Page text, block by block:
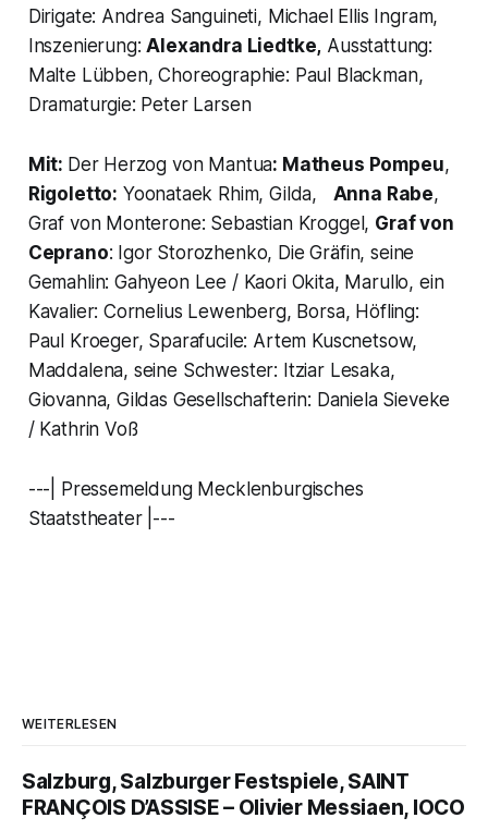
Dirigate: Andrea Sanguineti, Michael Ellis Ingram,
Inszenierung:Alexandra Liedtke, Ausstattung:
Malte Lübben, Choreographie: Paul Blackman,
Dramaturgie: Peter Larsen
Mit: Der Herzog von Mantua: Matheus Pompeu,
Rigoletto: Yoonataek Rhim, Gilda, Anna Rabe,
Graf von Monterone: Sebastian Kroggel, Graf von
Ceprano: Igor Storozhenko, Die Gräfin, seine
Gemahlin: Gahyeon Lee / Kaori Okita, Marullo, ein
Kavalier: Cornelius Lewenberg, Borsa, Höfling:
Paul Kroeger, Sparafucile: Artem Kuscnetsow,
Maddalena, seine Schwester: Itziar Lesaka,
Giovanna, Gildas Gesellschafterin: Daniela Sieveke
/ Kathrin Voß
---| Pressemeldung Mecklenburgisches
Staatstheater |---
WEITERLESEN
Salzburg, Salzburger Festspiele, SAINT
FRANÇOIS D’ASSISE – Olivier Messiaen, IOCO